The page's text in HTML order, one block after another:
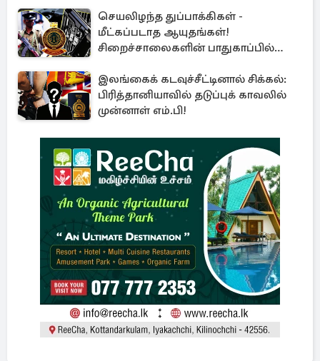
செயலிழந்த துப்பாக்கிகள் -
மீட்கப்படாத ஆயுதங்கள்!
சிறைச்சாலைகளின் பாதுகாப்பில்
இலங்கைக் கடவுச்சீட்டினால் சிக்கல்:
பிரித்தானியாவில் தடுப்புக் காவலில்
முன்னாள் எம்.பி!